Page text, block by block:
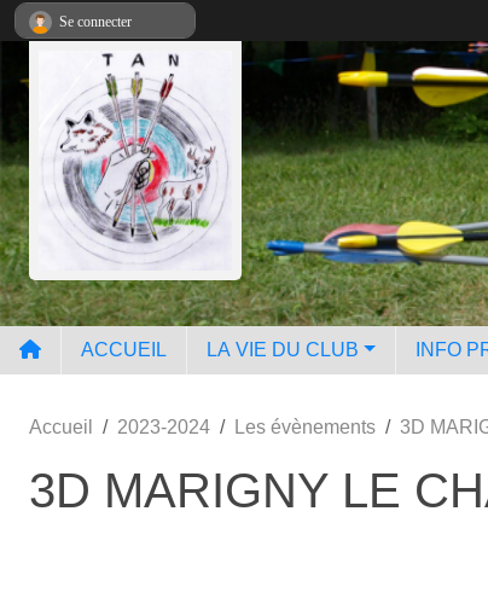
ACCUEIL LA VIE DU CLUB INFO
Accueil 2023-2024 Les évènements 3D
3D MARIGNY LE
Se connecter
Panneau de gestion des cookies